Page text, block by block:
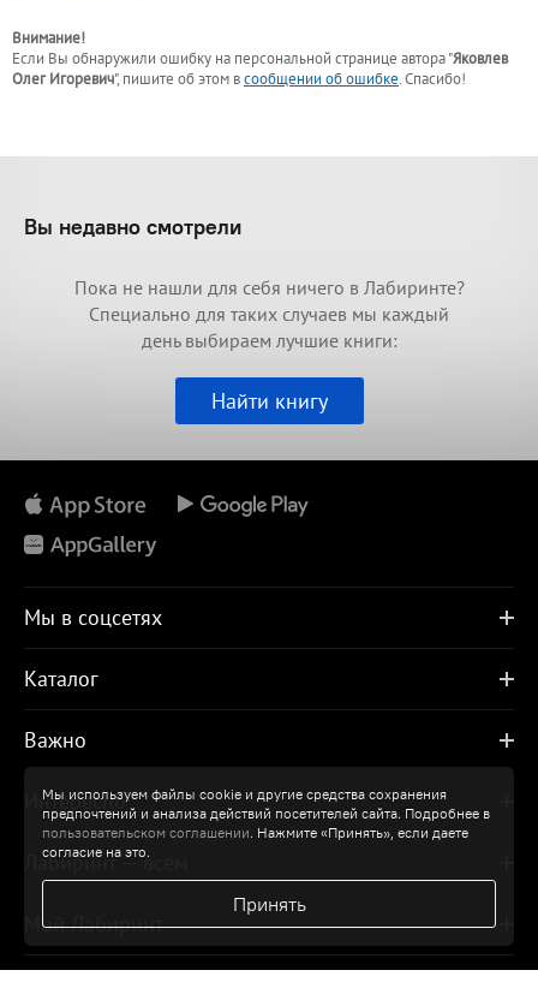
Внимание!
Если Вы обнаружили ошибку на персональной странице автора "Яковлев
Олег Игоревич", пишите об этом всообщении об ошибке. Спасибо!
Мы используем файлы cookie и другие средства сохранения
предпочтений и анализа действий посетителей сайта. Подробнее в
пользовательском соглашении. Нажмите «Принять», если даете
согласие на это.
Принять
Вы недавно смотрели
Пока не нашли для себя ничего в Лабиринте?
Специально для таких случаев мы каждый
день выбираем лучшие книги:
Найти книгу
Мы в соцсетях
Каталог
Важно
Интересно
Лабиринт — всем
Мой Лабиринт